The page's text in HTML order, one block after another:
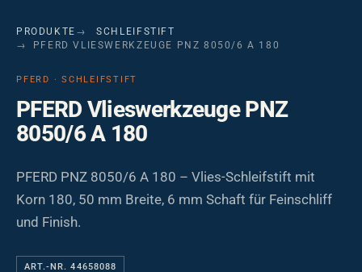
PRODUKTE
SCHLEIFSTIFT
PFERD VLIESWERKZEUGE PNZ 8050/6 A 180
PFERD · SCHLEIFSTIFT
PFERD Vlieswerkzeuge PNZ
8050/6 A 180
PFERD PNZ 8050/6 A 180 – Vlies-Schleifstift mit
Korn 180, 50 mm Breite, 6 mm Schaft für Feinschliff
und Finish.
ART.-NR. 44658088